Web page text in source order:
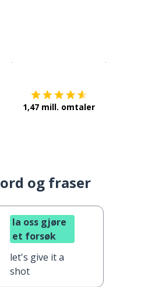
1,47 mill. omtaler
og fraser
la oss gjøre
et forsøk
let's give it a
shot